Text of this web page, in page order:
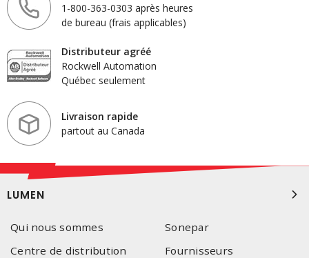
1-800-363-0303 après heures
de bureau (frais applicables)
Distributeur agréé
Rockwell Automation
Québec seulement
Livraison rapide
partout au Canada
LUMEN
Qui nous sommes
Sonepar
Centre de distribution
Fournisseurs